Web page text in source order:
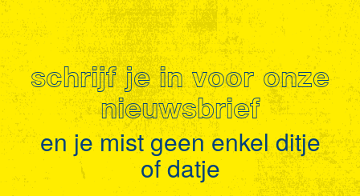
schrijf je in voor onze
nieuwsbrief
en je mist geen enkel ditje
of datje